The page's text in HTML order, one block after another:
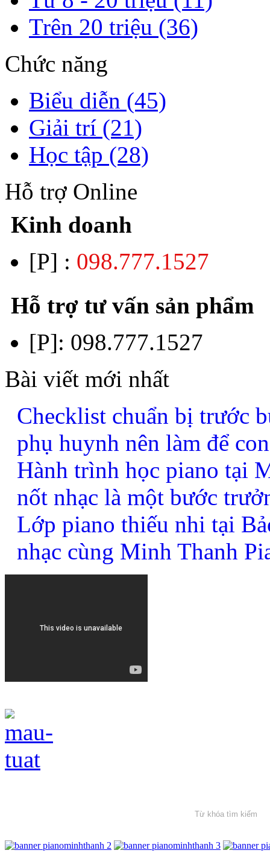
Trên 20 triệu (36)
Chức năng
Biểu diễn (45)
Giải trí (21)
Học tập (28)
Hỗ trợ Online
Kinh doanh
[P] : 098.777.1527
Hỗ trợ tư vấn sản phẩm
[P]: 098.777.1527
Bài viết mới nhất
Checklist chuẩn bị trước
phụ huynh nên làm để
Hành trình học piano tại
nốt nhạc là một bước
Lớp piano thiếu nhi tại
nhạc cùng Minh Thanh